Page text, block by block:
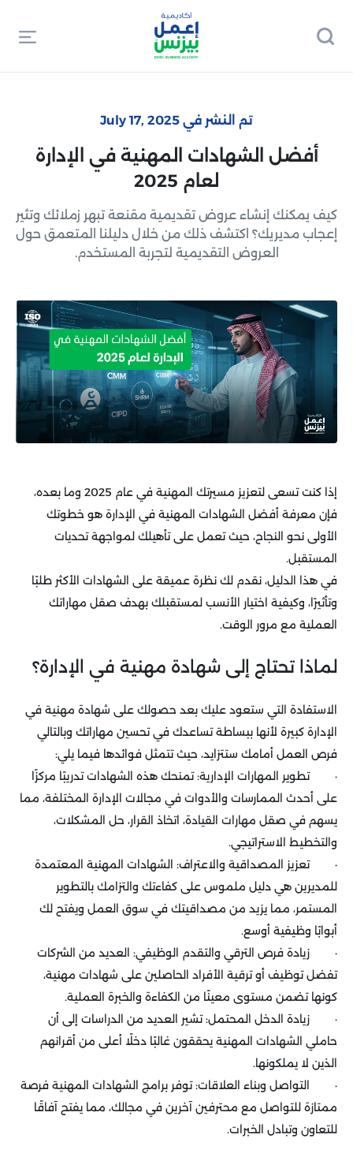
تم النشر في July 17, 2025
أفضل الشهادات المهنية في الإدارة
لعام 2025
كيف يمكنك إنشاء عروض تقديمية مقنعة تبهر زملائك وتثير
إعجاب مديريك؟ اكتشف ذلك من خلال دليلنا المتعمق حول
العروض التقديمية لتجربة المستخدم.
إذا كنت تسعى لتعزيز مسيرتك المهنية في عام 2025 وما بعده،
فإن معرفة أفضل الشهادات المهنية في الإدارة هو خطوتك
الأولى نحو النجاح، حيث تعمل على تأهيلك لمواجهة تحديات
المستقبل.
في هذا الدليل، نقدم لك نظرة عميقة على الشهادات الأكثر طلبًا
وتأثيرًا، وكيفية اختيار الأنسب لمستقبلك بهدف صقل مهاراتك
العملية مع مرور الوقت.
لماذا تحتاج إلى شهادة مهنية في الإدارة؟
الاستفادة التي ستعود عليك بعد حصولك على شهادة مهنية في
الإدارة كبيرة لأنها ببساطة تساعدك في تحسين مهاراتك وبالتالي
فرص العمل أمامك ستتزايد، حيث تتمثل فوائدها فيما يلي:
· تطوير المهارات الإدارية: تمنحك هذه الشهادات تدريبًا مركزًا
على أحدث الممارسات والأدوات في مجالات الإدارة المختلفة، مما
يسهم في صقل مهارات القيادة، اتخاذ القرار، حل المشكلات،
والتخطيط الاستراتيجي.
· تعزيز المصداقية والاعتراف: الشهادات المهنية المعتمدة
للمديرين هي دليل ملموس على كفاءتك والتزامك بالتطوير
المستمر، مما يزيد من مصداقيتك في سوق العمل ويفتح لك
أبوابًا وظيفية أوسع.
· زيادة فرص الترقي والتقدم الوظيفي: العديد من الشركات
تفضل توظيف أو ترقية الأفراد الحاصلين على شهادات مهنية،
كونها تضمن مستوى معينًا من الكفاءة والخبرة العملية.
· زيادة الدخل المحتمل: تشير العديد من الدراسات إلى أن
حاملي الشهادات المهنية يحققون غالبًا دخلًا أعلى من أقرانهم
الذين لا يملكونها.
· التواصل وبناء العلاقات: توفر برامج الشهادات المهنية فرصة
ممتازة للتواصل مع محترفين آخرين في مجالك، مما يفتح آفاقًا
للتعاون وتبادل الخبرات.